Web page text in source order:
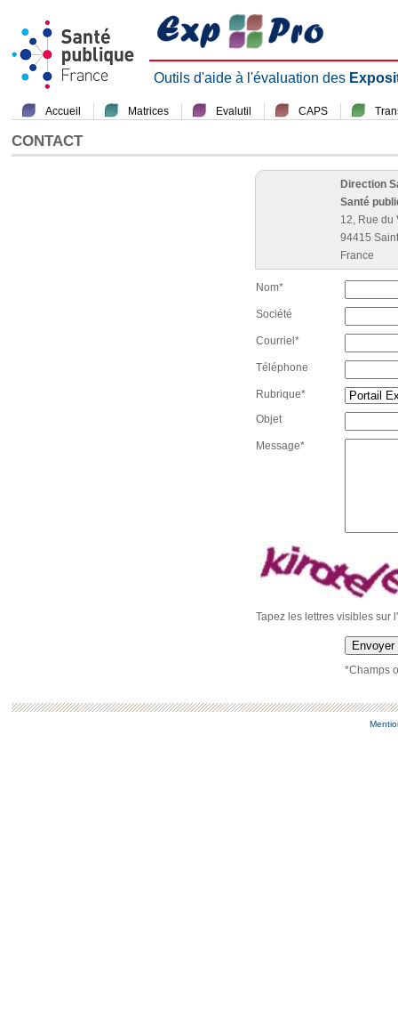
Outils d'aide à l'évaluation des
Accueil Matrices Evalutil CAPS
CONTACT
Direction
Santé
12, Rue du
94415
France
Nom*
Société
Courriel*
Téléphone
Rubrique*
Objet
Message*
Tapez les lettres visibles sur
Envoyer
*Champs